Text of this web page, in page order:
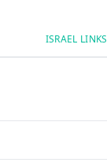
ISRAEL LINKS